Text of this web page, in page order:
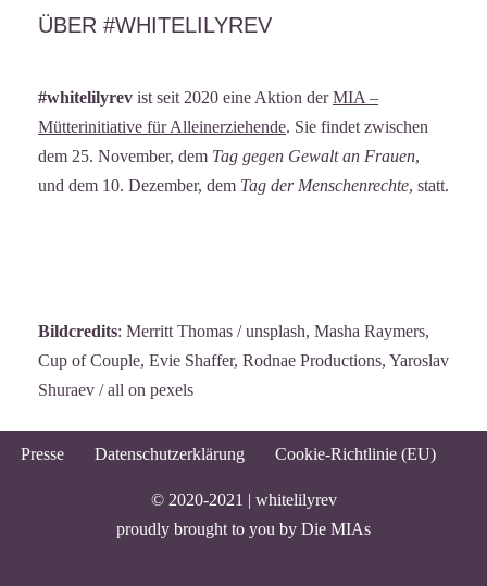
ÜBER #WHITELILYREV
#whitelilyrev ist seit 2020 eine Aktion derMIA –
Mütterinitiative für Alleinerziehende. Sie findet zwischen
dem 25. November, dem Tag gegen Gewalt an Frauen,
und dem 10. Dezember, dem Tag der Menschenrechte, statt.
Bildcredits: Merritt Thomas / unsplash, Masha Raymers,
Cup of Couple, Evie Shaffer, Rodnae Productions, Yaroslav
Shuraev / all on pexels
Presse Datenschutzerklärung Cookie-Richtlinie (EU)
© 2020-2021 | whitelilyrev
proudly brought to you by Die MIAs